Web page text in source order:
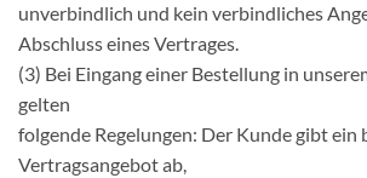
unverbindlich und kein verbindliches
Abschluss eines Vertrages.
(3) Bei Eingang einer Bestellung in
gelten
folgende Regelungen: Der Kunde gibt ein
Vertragsangebot ab,